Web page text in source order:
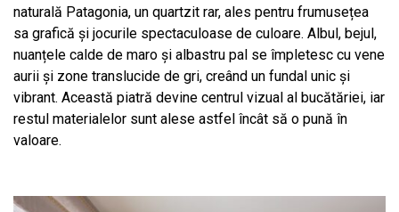
naturală Patagonia, un quartzit rar, ales pentru frumusețea
sa grafică și jocurile spectaculoase de culoare. Albul, bejul,
nuanțele calde de maro și albastru pal se împletesc cu vene
aurii și zone translucide de gri, creând un fundal unic și
vibrant. Această piatră devine centrul vizual al bucătăriei, iar
restul materialelor sunt alese astfel încât să o pună în
valoare.